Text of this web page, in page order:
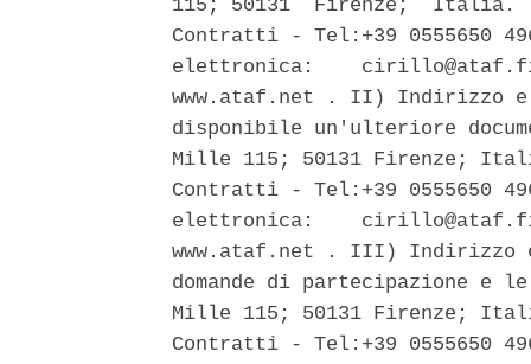
115; 50131  Firenze;
Contratti - Tel:+39 0555650
elettronica:
www.ataf.net . II) Indirizzo
disponibile un'ulteriore
Mille 115; 50131 Firenze;
Contratti - Tel:+39 0555650
elettronica:
www.ataf.net . III)
domande di partecipazione e
Mille 115; 50131 Firenze;
Contratti - Tel:+39 0555650